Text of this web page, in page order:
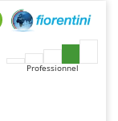
Professionnel